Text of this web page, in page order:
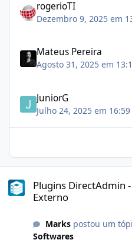
rogerioTI
Dezembro 9, 2025 em
Mateus Pereira
Agosto 31, 2025 em
JuniorG
Julho 24, 2025 em 16:59
Plugins DirectAdmin
Externo
Markspostou um
Softwares